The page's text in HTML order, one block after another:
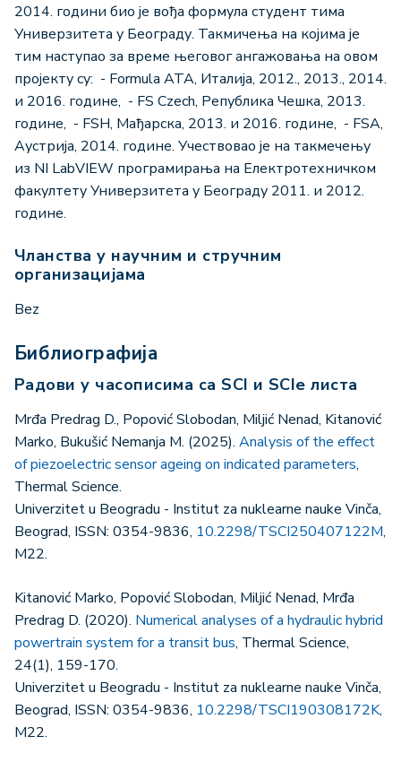
2014. години био је вођа формула студент тима
Универзитета у Београду. Такмичења на којима је
тим наступао за време његовог ангажовања на овом
пројекту су: ­ - Formula ATA, Италија, 2012., 2013., 2014.
и 2016. године, ­ - FS Czech, Република Чешка, 2013.
године, ­ - FSH, Мађарска, 2013. и 2016. године, ­ - FSA,
Аустрија, 2014. године. Учествовао је на такмечењу
из NI LabVIEW програмирања на Електротехничком
факултету Универзитета у Београду 2011. и 2012.
године.
Чланства у научним и стручним
организацијама
Bez
Библиографија
Радови у часописима са SCI и SCIe листа
Mrđa Predrag D., Popović Slobodan, Miljić Nenad, Kitanović
Marko, Bukušić Nemanja M. (2025). Analysis of the effect
of piezoelectric sensor ageing on indicated parameters,
Thermal Science.
Univerzitet u Beogradu - Institut za nuklearne nauke Vinča,
Beograd, ISSN: 0354-9836, 10.2298/TSCI250407122M,
M22.
Kitanović Marko, Popović Slobodan, Miljić Nenad, Mrđa
Predrag D. (2020). Numerical analyses of a hydraulic hybrid
powertrain system for a transit bus, Thermal Science,
24(1), 159-170.
Univerzitet u Beogradu - Institut za nuklearne nauke Vinča,
Beograd, ISSN: 0354-9836, 10.2298/TSCI190308172K,
M22.